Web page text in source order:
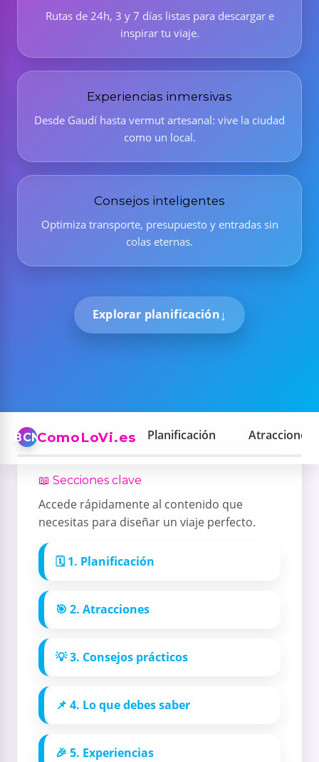
Rutas de 24h, 3 y 7 días listas para descargar e
inspirar tu viaje.
Experiencias inmersivas
Desde Gaudí hasta vermut artesanal: vive la ciudad
como un local.
Consejos inteligentes
Optimiza transporte, presupuesto y entradas sin
colas eternas.
Explorar planificación
BCNComoLoVi.es Planificación Atracciones
📖 Secciones clave
Accede rápidamente al contenido que
necesitas para diseñar un viaje perfecto.
🗓️ 1. Planificación
🎯 2. Atracciones
💡 3. Consejos prácticos
📌 4. Lo que debes saber
🎉 5. Experiencias